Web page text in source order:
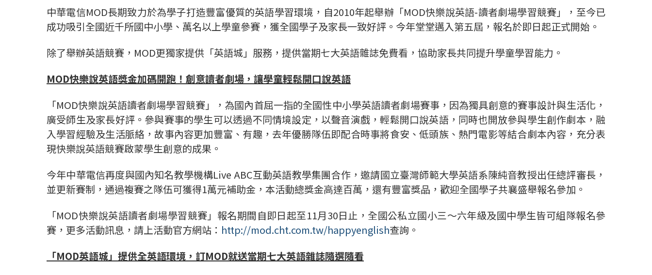
中華電信MOD長期致力於為學子打造豐富優質的英語學習環境，自2010年起舉辦「MOD快樂說英語-讀者劇場學習競賽」，至今已
成功吸引全國近千所國中小學、萬名以上學童參賽，獲全國學子及家長一致好評。今年堂堂邁入第五屆，報名於即日起正式開始。
除了舉辦英語競賽，MOD更獨家提供「英語城」服務，提供當期七大英語雜誌免費看，協助家長共同提升學童學習能力。
MOD快樂說英語獎金加碼開跑！創意讀者劇場，讓學童輕鬆開口說英語
「MOD快樂說英語讀者劇場學習競賽」，為國內首屈一指的全國性中小學英語讀者劇場賽事，因為獨具創意的賽事設計與生活化，
廣受師生及家長好評。參與賽事的學生可以透過不同情境設定，以聲音演戲，輕鬆開口說英語，同時也開放參與學生創作劇本，融
入學習經驗及生活脈絡，故事內容更加豐富、有趣，去年優勝隊伍即配合時事將食安、低頭族、熱門電影等結合劇本內容，充分表
現快樂說英語競賽啟蒙學生創意的成果。
今年中華電信再度與國內知名教學機構Live ABC互動英語教學集團合作，邀請國立臺灣師範大學英語系陳純音教授出任總評審長，
並更新賽制，通過複賽之隊伍可獲得1萬元補助金，本活動總獎金高達百萬，還有豐富獎品，歡迎全國學子共襄盛舉報名參加。
「MOD快樂說英語讀者劇場學習競賽」報名期間自即日起至11月30日止，全國公私立國小三～六年級及國中學生皆可組隊報名參
賽，更多活動訊息，請上活動官方網站： http://mod.cht.com.tw/happyenglish查詢。
「MOD英語城」提供全英語環境，訂MOD就送當期七大英語雜誌隨選隨看